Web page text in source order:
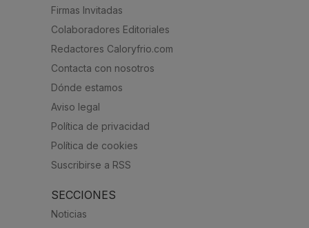
Firmas Invitadas
Colaboradores Editoriales
Redactores Caloryfrio.com
Contacta con nosotros
Dónde estamos
Aviso legal
Política de privacidad
Política de cookies
Suscribirse a RSS
SECCIONES
Noticias